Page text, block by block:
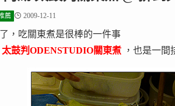
薦 2009-12-11
，吃關東煮是很棒的一件事
太鼓判ODENSTUDIO關東煮 ，也是一間